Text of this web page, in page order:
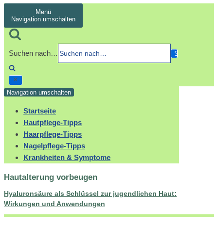
Menü
Navigation umschalten
Suchen nach…
Navigation umschalten
Startseite
Hautpflege-Tipps
Haarpflege-Tipps
Nagelpflege-Tipps
Krankheiten & Symptome
Hautalterung vorbeugen
Hyaluronsäure als Schlüssel zur jugendlichen Haut:
Wirkungen und Anwendungen